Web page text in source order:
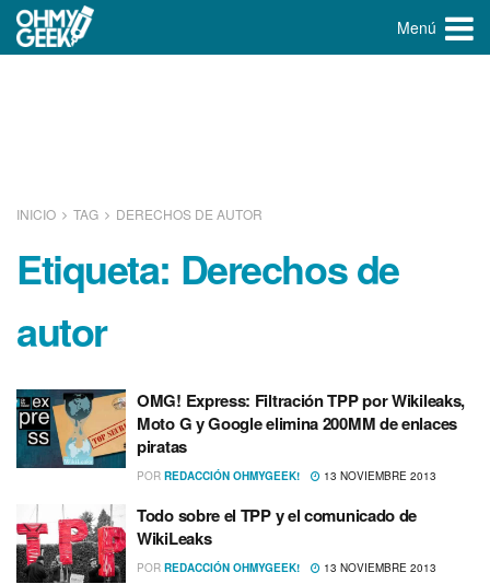
Menú
INICIO TAG DERECHOS DE AUTOR
Etiqueta: Derechos de
autor
OMG! Express: Filtración TPP por Wikileaks,
Moto G y Google elimina 200MM de enlaces
piratas
POR REDACCIÓN OHMYGEEK! 13 NOVIEMBRE 2013
Todo sobre el TPP y el comunicado de
WikiLeaks
POR REDACCIÓN OHMYGEEK! 13 NOVIEMBRE 2013